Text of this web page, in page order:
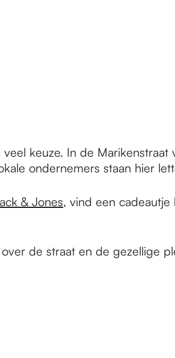
keuze. In de
ondernemers staan hier
& Jones, vind een cadeautje
de straat en de gezellige